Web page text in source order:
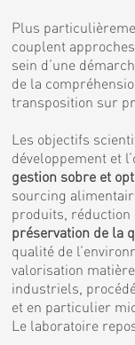
Plus
couplent
sein d’une
de la
transposition sur
Les objectifs
développement et
gestion sobre et
sourcing
produits, réduction
préservation de la
qualité de
valorisation
industriels,
et en particulier
Le laboratoire